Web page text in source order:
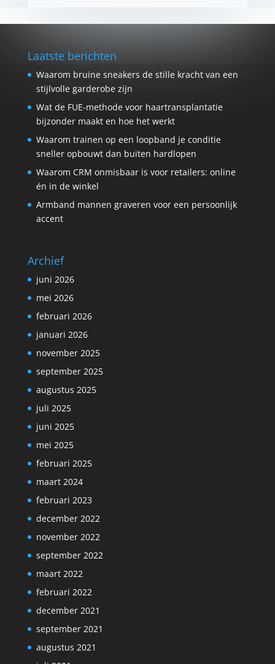
Laatste berichten
Waarom bruine sneakers de stille kracht van een
stijlvolle garderobe zijn
Wat de FUE-methode voor haartransplantatie
bijzonder maakt en hoe het werkt
Waarom trainen op een loopband je conditie
sneller opbouwt dan buiten hardlopen
Waarom CRM onmisbaar is voor retailers: online
én in de winkel
Armband mannen graveren voor een persoonlijk
accent
Archief
juni 2026
mei 2026
februari 2026
januari 2026
november 2025
september 2025
augustus 2025
juli 2025
juni 2025
mei 2025
februari 2025
maart 2024
februari 2023
december 2022
november 2022
september 2022
maart 2022
februari 2022
december 2021
september 2021
augustus 2021